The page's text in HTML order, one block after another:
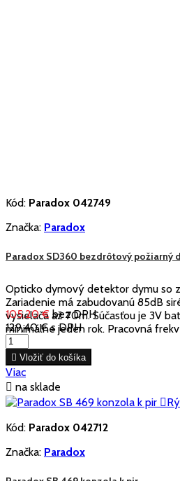
Kód: Paradox 042749
Značka: Paradox
Paradox SD360 bezdrôtový požiarný
Opticko dymový detektor dymu so
Zariadenie má zabudovanú 85dB
vysielača až 70m. Súčasťou je 3V
minimálne jeden rok. Pracovná
105,20 € bez DPH
129,40 € s DPH
 Vložiť do košíka
Viac
 na sklade

Kód: Paradox 042712
Značka: Paradox